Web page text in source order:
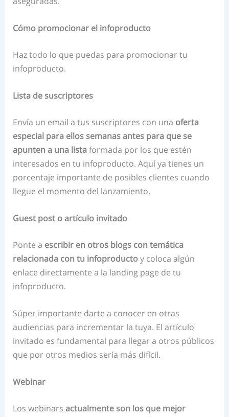
Cómo promocionar el infoproducto
Haz todo lo que puedas para promocionar tu
infoproducto.
Lista de suscriptores
Envía un email a tus suscriptores con una oferta
especial para ellos semanas antes para que se
apunten a una listaformada por los que estén
interesados en tu infoproducto. Aquí ya tienes un
porcentaje importante de posibles clientes cuando
llegue el momento del lanzamiento.
Guest post o artículo invitado
Ponte a escribir en otros blogs con temática
relacionada con tu infoproductoy coloca algún
enlace directamente a la landing page de tu
infoproducto.
Súper importante darte a conocer en otras
audiencias para incrementar la tuya. El artículo
invitado es fundamental para llegar a otros públicos
que por otros medios sería más difícil.
Webinar
Los webinarsactualmente son los que mejor